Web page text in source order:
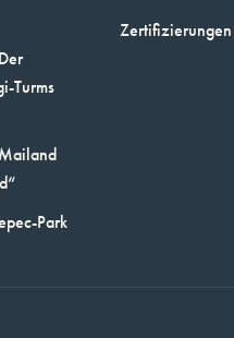
Turms
Park
Zertifizierungen